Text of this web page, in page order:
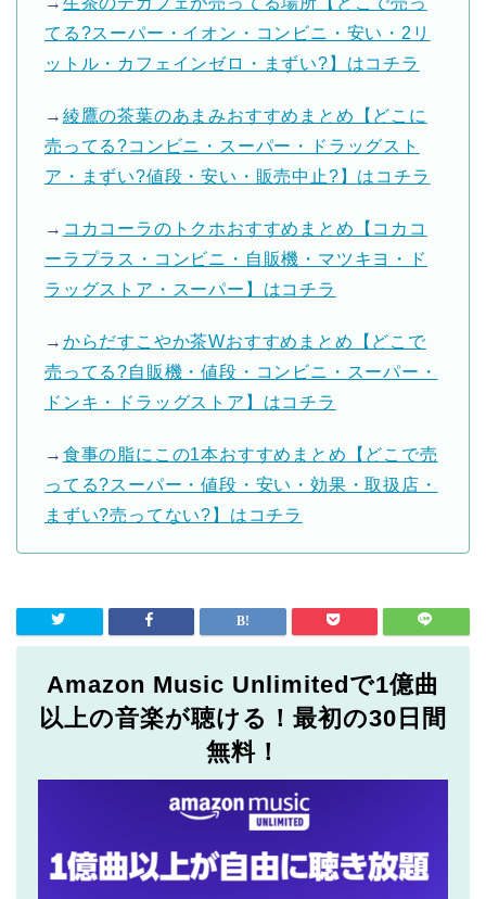
てる?スーパー・イオン・コンビニ・安い・2リ
ットル・カフェインゼロ・まずい?】はコチラ
→ 綾鷹の茶葉のあまみおすすめまとめ【どこに
売ってる?コンビニ・スーパー・ドラッグスト
ア・まずい?値段・安い・販売中止?】はコチラ
→ コカコーラのトクホおすすめまとめ【コカコ
ーラプラス・コンビニ・自販機・マツキヨ・ド
ラッグストア・スーパー】はコチラ
→ からだすこやか茶Wおすすめまとめ【どこで
売ってる?自販機・値段・コンビニ・スーパー・
ドンキ・ドラッグストア】はコチラ
→ 食事の脂にこの1本おすすめまとめ【どこで売
ってる?スーパー・値段・安い・効果・取扱店・
まずい?売ってない?】はコチラ
Amazon Music Unlimitedで1億曲
以上の音楽が聴ける！最初の30日間
無料！